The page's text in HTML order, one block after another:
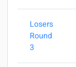
Losers
Round
3